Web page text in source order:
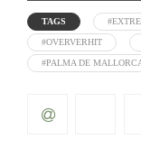
TAGS
#OVERVERHIT
#PALMA DE